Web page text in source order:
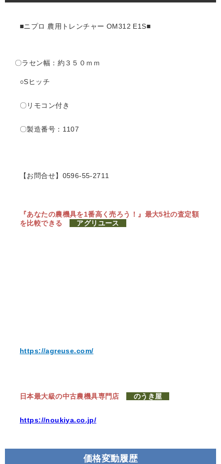
■ニプロ 農用トレンチャー OM312 E1S■
〇ラセン幅：約３５０ｍｍ
○Sヒッチ
〇リモコン付き
〇製造番号：1107
【お問合せ】0596-55-2711
『あなたの農機具を1番高く売ろう！』 最大5社の査定額
を比較できる
アグリユース
https://agreuse.com/
日本最大級の中古農機具専門店 のうき屋
https://noukiya.co.jp/
価格変動履歴